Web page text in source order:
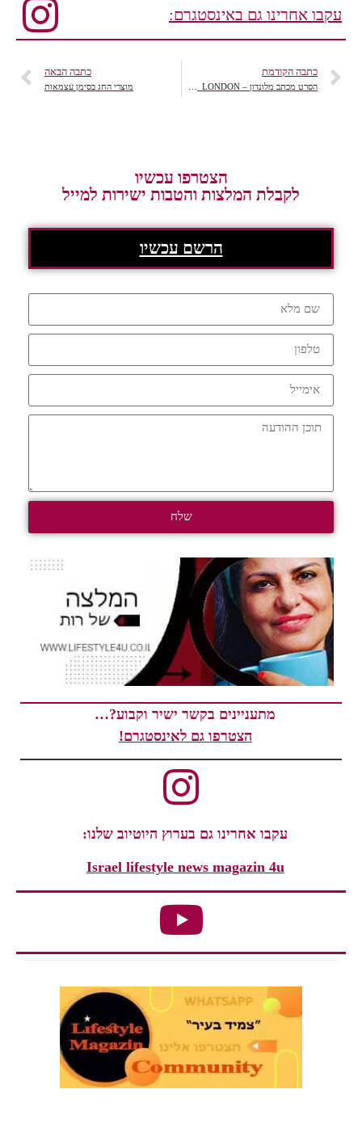
עקבו אחרינו גם באינסטגרם:
כתבה הקודמת כתבה הבאה
מוצרי החג בסימן עצמאות
הצטרפו עכשיו
לקבלת המלצות והטבות ישירות למייל
הרשם עכשיו
שלח
מתעניינים בקשר ישיר וקבוע?…
הצטרפו גם לאינסטגרם!
עקבו אחרינו גם בערוץ היוטיוב שלנו:
Israel lifestyle news magazin 4u